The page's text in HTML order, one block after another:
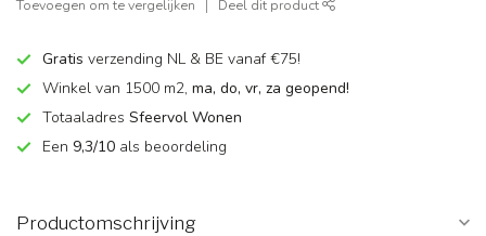
Toevoegen om te vergelijken Deel dit product
Gratis verzending NL & BE vanaf €75!
Winkel van 1500 m2, ma, do, vr, za geopend!
Totaaladres Sfeervol Wonen
Een 9,3/10 als beoordeling
Productomschrijving